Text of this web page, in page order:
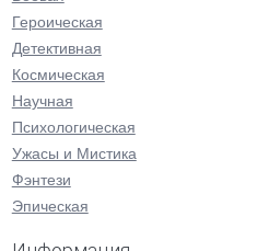
Героическая
Детективная
Космическая
Научная
Психологическая
Ужасы и Мистика
Фэнтези
Эпическая